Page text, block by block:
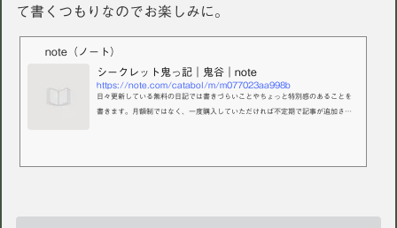
て書くつもりなのでお楽しみに。
note（ノート）
シークレット鬼っ記｜鬼谷｜note
https://note.com/catabol/m/m077023aa998b
日々更新している無料の日記では書きづらいことやちょっと特別感のあることを
書きます。月額制ではなく、一度購入していただければ不定期で記事が追加され